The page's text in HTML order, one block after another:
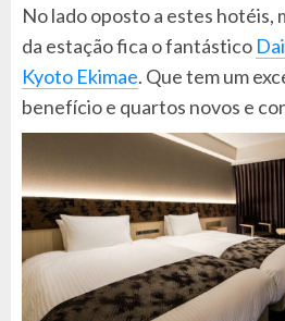
No lado oposto a estes hotéis,
da estação fica o fantástico
Kyoto Ekimae. Que tem um
benefício e quartos novos e